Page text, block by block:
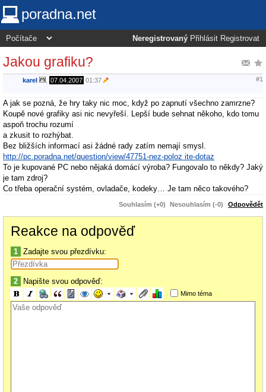
poradna.net
Neregistrovaný Přihlásit Registrovat
Jakou grafiku?
karel 07.04.2007 01:37 #1
A jak se pozná, že hry taky nic moc, když po zapnutí všechno zamrzne?
Koupě nové grafiky asi nic nevyřeší. Lepší bude sehnat někoho, kdo tomu
aspoň trochu rozumí
a zkusit to rozhýbat.
Bez bližších informací asi žádné rady zatím nemají smysl.
http://pc.poradna.net/question/view/47751-nez-poloz ite-dotaz
To je kupované PC nebo nějaká domácí výroba? Fungovalo to někdy? Jaký
je tam zdroj?
Co třeba operační systém, ovladače, kodeky… Je tam něco takového?
Souhlasím (+0) Nesouhlasím (-0) Odpovědět
Reakce na odpověď
1 Zadajte svou přezdívku:
2 Napište svou odpověď:
Mimo téma